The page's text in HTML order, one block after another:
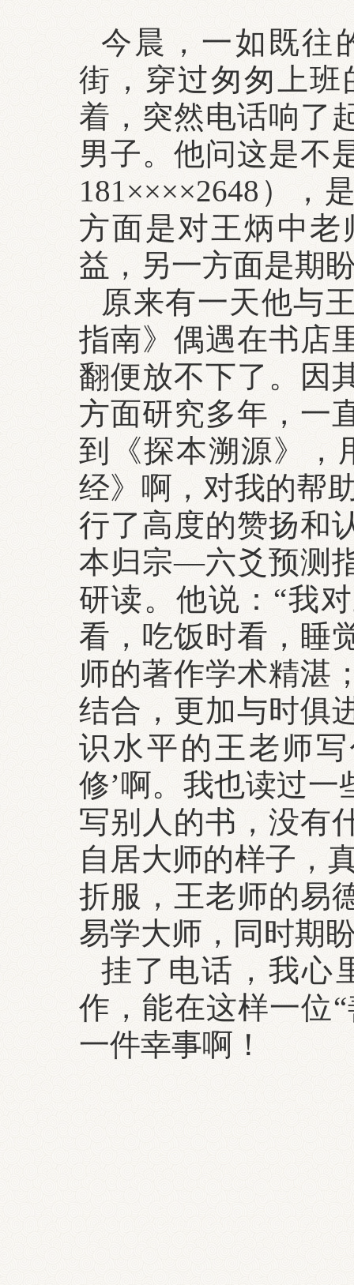
今晨，一如既往
街，穿过匆匆上
着，突然电话响了
男子。他问这是不
181××××2648），
方面是对王炳中
益，另一方面是期
原来有一天他与
指南》偶遇在书店
翻便放不下了。因
方面研究多年，一
到《探本溯源》，
经》啊，对我的帮
行了高度的赞扬和
本归宗—六爻预测
研读。他说：“我
看，吃饭时看，睡
师的著作学术精湛
结合，更加与时俱
识水平的王老师
修’啊。我也读过
写别人的书，没有
自居大师的样子，
折服，王老师的易
易学大师，同时期
挂了电话，我心
作，能在这样一位
一件幸事啊！